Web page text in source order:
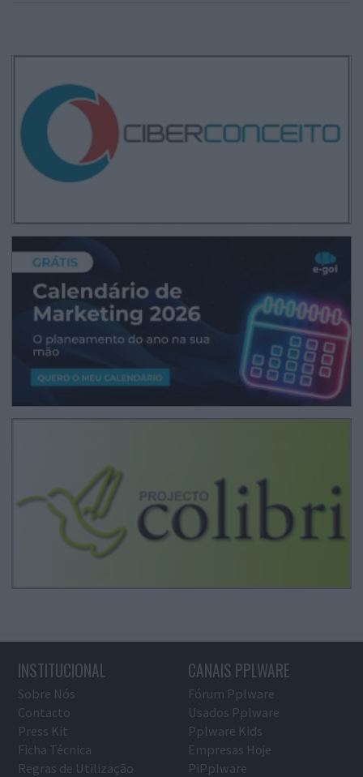
INSTITUCIONAL
Sobre Nós
Contacto
Press Kit
Ficha Técnica
Regras de Utilização
CANAIS PPLWARE
Fórum Pplware
Usados Pplware
Pplware Kids
Empresas Hoje
PiPplware